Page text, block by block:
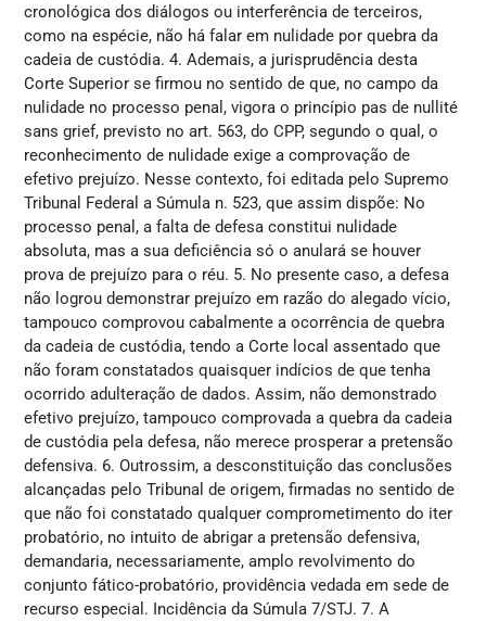
cronológica dos diálogos ou interferência de terceiros,
como na espécie, não há falar em nulidade por quebra da
cadeia de custódia. 4. Ademais, a jurisprudência desta
Corte Superior se firmou no sentido de que, no campo da
nulidade no processo penal, vigora o princípio pas de nullité
sans grief, previsto no art. 563, do CPP, segundo o qual, o
reconhecimento de nulidade exige a comprovação de
efetivo prejuízo. Nesse contexto, foi editada pelo Supremo
Tribunal Federal a Súmula n. 523, que assim dispõe: No
processo penal, a falta de defesa constitui nulidade
absoluta, mas a sua deficiência só o anulará se houver
prova de prejuízo para o réu. 5. No presente caso, a defesa
não logrou demonstrar prejuízo em razão do alegado vício,
tampouco comprovou cabalmente a ocorrência de quebra
da cadeia de custódia, tendo a Corte local assentado que
não foram constatados quaisquer indícios de que tenha
ocorrido adulteração de dados. Assim, não demonstrado
efetivo prejuízo, tampouco comprovada a quebra da cadeia
de custódia pela defesa, não merece prosperar a pretensão
defensiva. 6. Outrossim, a desconstituição das conclusões
alcançadas pelo Tribunal de origem, firmadas no sentido de
que não foi constatado qualquer comprometimento do iter
probatório, no intuito de abrigar a pretensão defensiva,
demandaria, necessariamente, amplo revolvimento do
conjunto fático-probatório, providência vedada em sede de
recurso especial. Incidência da Súmula 7/STJ. 7. A